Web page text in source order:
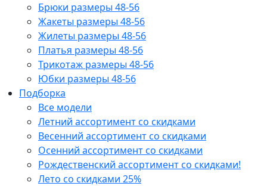
Брюки размеры 48-56
Жакеты размеры 48-56
Жилеты размеры 48-56
Платья размеры 48-56
Трикотаж размеры 48-56
Юбки размеры 48-56
Подборка
Все модели
Летний ассортимент со скидками
Весенний ассортимент со скидками
Осенний ассортимент со скидками
Рождественский ассортимент со скидками!
Лето со скидками 25%